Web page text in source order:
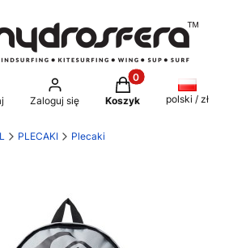
wyszukiwarkę
Zaloguj się
Produkty w koszyku:
Koszyk polski / zł
PLECAKI Plecaki